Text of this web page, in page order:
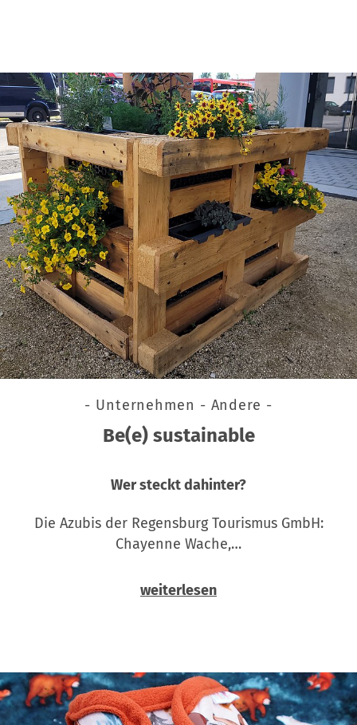
- Unternehmen - Andere -
Be(e) sustainable
Wer steckt dahinter?
Die Azubis der Regensburg Tourismus GmbH:
Chayenne Wache,…
weiterlesen